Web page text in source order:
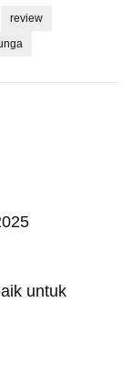
review
untuk